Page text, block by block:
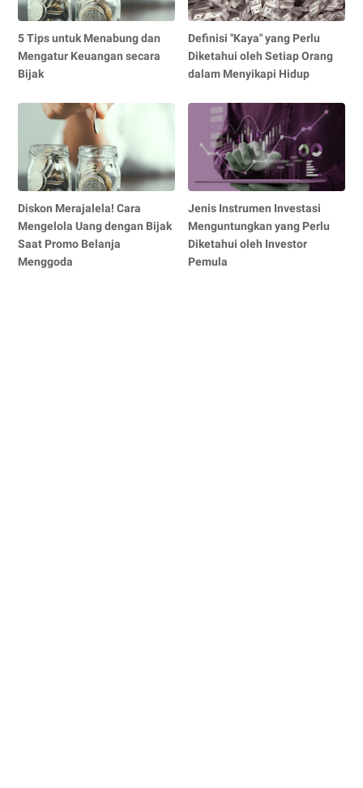
5 Tips untuk Menabung dan
Mengatur Keuangan secara
Bijak
Definisi "Kaya" yang Perlu
Diketahui oleh Setiap Orang
dalam Menyikapi Hidup
Diskon Merajalela! Cara
Mengelola Uang dengan Bijak
Saat Promo Belanja
Menggoda
Jenis Instrumen Investasi
Menguntungkan yang Perlu
Diketahui oleh Investor
Pemula